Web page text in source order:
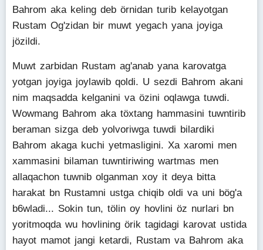
Bahrom aka keling deb örnidan turib kelayotgan
Rustam Og'zidan bir muwt yegach yana joyiga
jözildi.
Muwt zarbidan Rustam ag'anab yana karovatga
yotgan joyiga joylawib qoldi. U sezdi Bahrom akani
nim maqsadda kelganini va özini oqlawga tuwdi.
Wowmang Bahrom aka töxtang hammasini tuwntirib
beraman sizga deb yolvoriwga tuwdi bilardiki
Bahrom akaga kuchi yetmasligini. Xa xaromi men
xammasini bilaman tuwntiriwing wartmas men
allaqachon tuwnib olganman xoy it deya bitta
harakat bn Rustamni ustga chiqib oldi va uni bög'a
b6wladi... Sokin tun, tölin oy hovlini öz nurlari bn
yoritmoqda wu hovlining örik tagidagi karovat ustida
hayot mamot jangi ketardi, Rustam va Bahrom aka